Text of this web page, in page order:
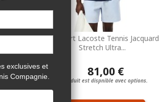
Tee-Shirt Lacoste Tennis Jacquard
Stretch Ultra...
81,00 €
Ce produit est dispnible avec options.